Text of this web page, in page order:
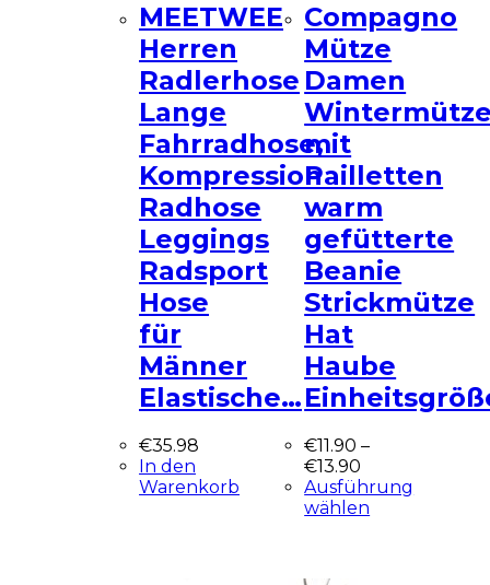
MEETWEE
Herren
Radlerhose
Lange
Fahrradhose,
Kompression
Radhose
Leggings
Radsport
Hose
für
Männer
Elastische…
€35.98
In den
Warenkorb
Compagno
Mütze
Damen
mit
Pailletten
warm
gefütterte
Beanie
Strickmütze
Hat
Haube
€11.90 –
€13.90
Ausführung
wählen